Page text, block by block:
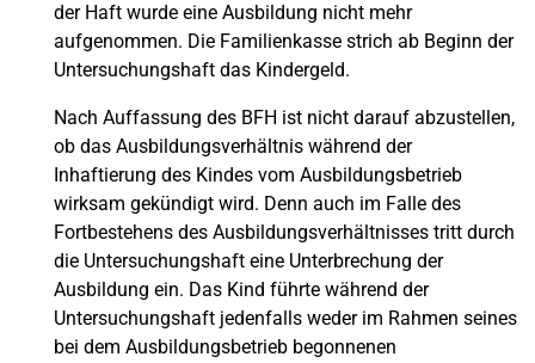
der Haft wurde eine Ausbildung nicht mehr
aufgenommen. Die Familienkasse strich ab Beginn der
Untersuchungshaft das Kindergeld.
Nach Auffassung des BFH ist nicht darauf abzustellen,
ob das Ausbildungsverhältnis während der
Inhaftierung des Kindes vom Ausbildungsbetrieb
wirksam gekündigt wird. Denn auch im Falle des
Fortbestehens des Ausbildungsverhältnisses tritt durch
die Untersuchungshaft eine Unterbrechung der
Ausbildung ein. Das Kind führte während der
Untersuchungshaft jedenfalls weder im Rahmen seines
bei dem Ausbildungsbetrieb begonnenen